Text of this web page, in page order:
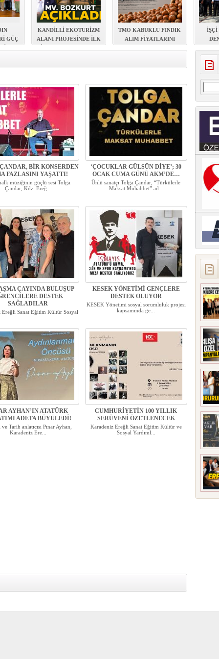
GÜÇ
KANDİLLİ EKOTURİZM
ALANI PROJESİNDE İLK
TMO KABUKLU FINDIK
ALIM FİYATLARINI
İŞÇİ
BİR KONSERDEN
FAZLASINI YAŞATTI!
müziğinin güçlü sesi Tolga
Çandar, Kdz. Ereğ...
‘ÇOCUKLAR GÜLSÜN DİYE’; 30
OCAK CUMA GÜNÜ AKM’DE…
Ünlü sanatçı Tolga Çandar, “Türkülerle
Maksat Muhabbet” ad...
ÇAYINDA BULUŞUP
DESTEK
SAĞLADILAR
Ereğli Sanat Eğitim Kültür Sosyal
Yardımlaşm...
KESEK YÖNETİMİ GENÇLERE
DESTEK OLUYOR
KESEK Yönetimi sosyal sorumluluk projesi
kapsamında ge...
AYHAN’IN ATATÜRK
ADETA BÜYÜLEDİ!
ve Tarih anlatıcısı Pınar Ayhan,
Karadeniz Ere...
CUMHURİYETİN 100 YILLIK
SERÜVENİ ÖZETLENECEK
Karadeniz Ereğli Sanat Eğitim Kültür ve
Sosyal Yardıml...
Arama: